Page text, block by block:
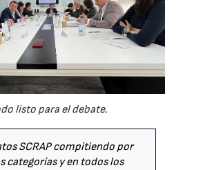
listo para el debate.
SCRAP compitiendo por
categorías y en todos los